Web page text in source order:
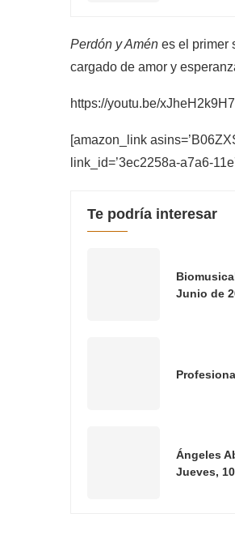
Perdón y Amén es el primer
cargado de amor y
https://youtu.be/
[amazon_link
link_id=’3ec2258a-a7a6-
Te podría interesar
Junio de
Ángeles
Jueves,